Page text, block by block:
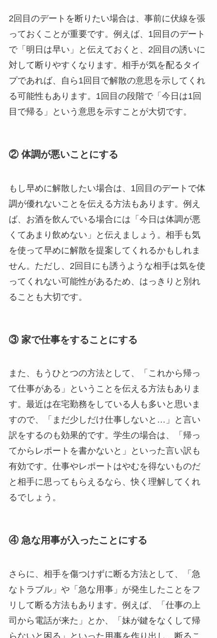
2回目のデートを断りたい場合は、事前に伏線を張
っておくことが重要です。例えば、1回目のデート
で「明日は早い」と伝えておくと、2回目の誘いに
対して断りやすくなります。相手が気を配るタイ
プであれば、自ら1回目で解散の意思を示してくれ
る可能性もあります。1回目の段階で「今日は1回
目で帰る」という意思を示すことが大切です。
② 体調が悪いことにする
もし早めに解散したい場合は、1回目のデートで体
調が優れないことを伝える方法もあります。例え
ば、お酒を飲んでいる場合には「今日は体調が悪
くてあまり飲めない」と伝えましょう。相手も気
を使って早めに解散を提案してくれるかもしれま
せん。ただし、2回目にも誘うような相手は気を使
ってくれない可能性があるため、はっきりと別れ
ることも大切です。
③ 家で仕事をすることにする
また、もうひとつの方法として、「これから帰っ
て仕事がある」ということを伝える方法もありま
す。最近は在宅勤務をしている人も多いと思いま
すので、「まだ少しだけ仕事しないと…」と言い
訳をするのも効果的です。学生の場合は、「帰っ
てからレポートを書かないと」といった言い訳も
有効です。仕事やレポートはやむを得ないものだ
と相手に思ってもらえるなら、快く理解してくれ
るでしょう。
④ 急な用事が入ったことにする
さらに、相手を傷つけずに断る方法として、「急
なトラブル」や「急な用事」が発生したことをフ
リして断る方法もあります。例えば、「仕事の上
司から電話が来た」とか、「妹が鍵をなくして帰
らないと困る」といった用事を作り出し、断るこ